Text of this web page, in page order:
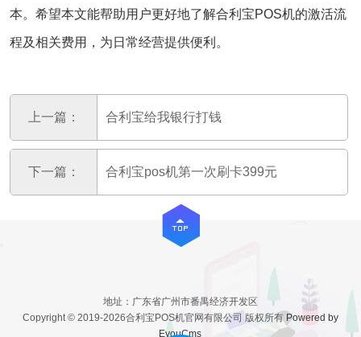
本。希望本文能帮助用户更好地了解合利宝POS机的激活流
程及相关费用，为日常经营提供便利。
上一篇： 合利宝给我银行打钱
下一篇： 合利宝pos机第一次刷卡399元
地址：广东省广州市番禺经济开发区
Copyright © 2019-2026合利宝POS机官网有限公司 版权所有Powered by
EyouCms